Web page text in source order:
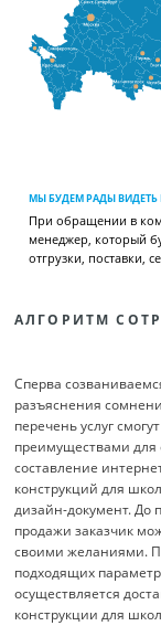
МЫ БУДЕМ РАДЫ
При обращении в
менеджер, который
отгрузки, поставки,
АЛГОРИТМ
Сперва
разъяснения
перечень услуг
преимуществами для
составление
конструкций для
дизайн-документ. До
продажи заказчик
своими желаниями.
подходящих
осуществляется
конструкции для